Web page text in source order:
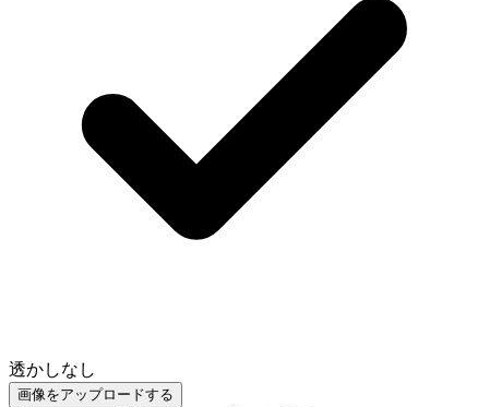
透かしなし
画像をアップロードする